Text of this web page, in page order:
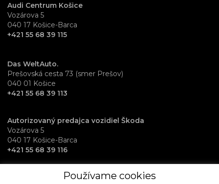
Audi Centrum Košice
Vozárova 5
040 17 Košice-Barca
+421 55 68 39 115
Das WeltAuto.
Prešovská cesta 73 (smer Prešov)
040 01 Košice
+421 55 68 39 113
Autorizovaný predajca vozidiel Škoda
Vozárova 5
040 17 Košice-Barca
+421 55 68 39 116
RentAuto požičovňa vozidielPoužívame cookies